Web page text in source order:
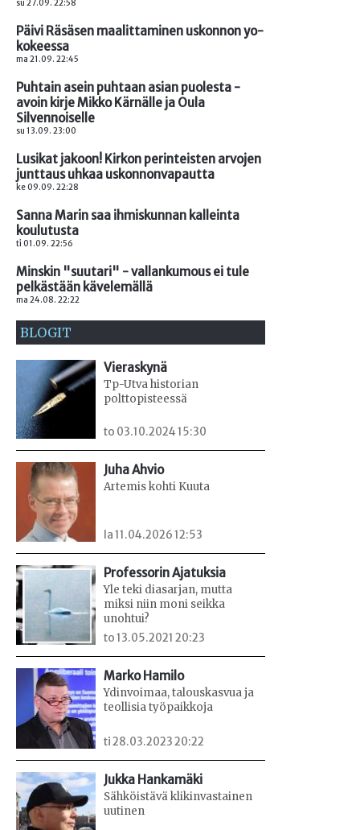
su 27.09. 22:58
Päivi Räsäsen maalittaminen uskonnon yo-
kokeessa
ma 21.09. 22:45
Puhtain asein puhtaan asian puolesta -
avoin kirje Mikko Kärnälle ja Oula
Silvennoiselle
su 13.09. 23:00
Lusikat jakoon! Kirkon perinteisten arvojen
junttaus uhkaa uskonnonvapautta
ke 09.09. 22:28
Sanna Marin saa ihmiskunnan kalleinta
koulutusta
ti 01.09. 22:56
Minskin "suutari" - vallankumous ei tule
pelkästään kävelemällä
ma 24.08. 22:22
BLOGIT
Vieraskynä
Tp-Utva historian
polttopisteessä
to 03.10.2024 15:30
Juha Ahvio
Artemis kohti Kuuta
la 11.04.2026 12:53
Professorin Ajatuksia
Yle teki diasarjan, mutta
miksi niin moni seikka
unohtui?
to 13.05.2021 20:23
Marko Hamilo
Ydinvoimaa, talouskasvua ja
teollisia työpaikkoja
ti 28.03.2023 20:22
Jukka Hankamäki
Sähköistävä klikinvastainen
uutinen